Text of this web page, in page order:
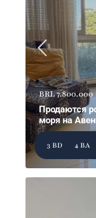
BRL 7.800.000
Продаются
моря на
3 BD 4 BA